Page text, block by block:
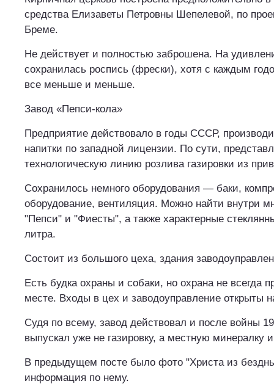
средства Елизаветы Петровны Шепелевой, по
Бреме.
Не действует и полностью заброшена. На
сохранилась роспись (фрески), хотя с каждым
все меньше и меньше.
Завод «Пепси-кола»
Предприятие действовало в годы СССР,
напитки по западной лицензии. По сути,
технологическую линию розлива газировки из
Сохранилось немного оборудования — баки,
оборудование, вентиляция. Можно найти внутри
"Пепси" и "Фиесты", а также характерные
литра.
Состоит из большого цеха, здания
Есть будка охраны и собаки, но охрана не всегда
месте. Входы в цех и заводоуправление открыты
Судя по всему, завод действовал и после войны
выпускал уже не газировку, а местную минералку
В предыдущем посте было фото "Христа из
информация по нему.